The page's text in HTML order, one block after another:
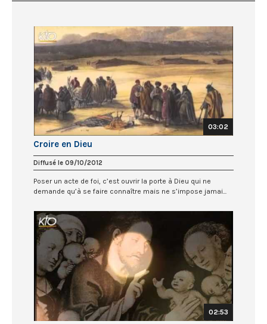
03:02
Croire en Dieu
Diffusé le 09/10/2012
Poser un acte de foi, c’est ouvrir la porte à Dieu qui ne
demande qu’à se faire connaître mais ne s’impose jamai...
02:53